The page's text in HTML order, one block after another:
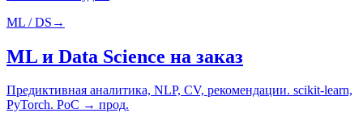
ML / DS →
ML и Data Science на заказ
Предиктивная аналитика, NLP, CV, рекомендации. scikit-learn,
PyTorch. PoC → прод.